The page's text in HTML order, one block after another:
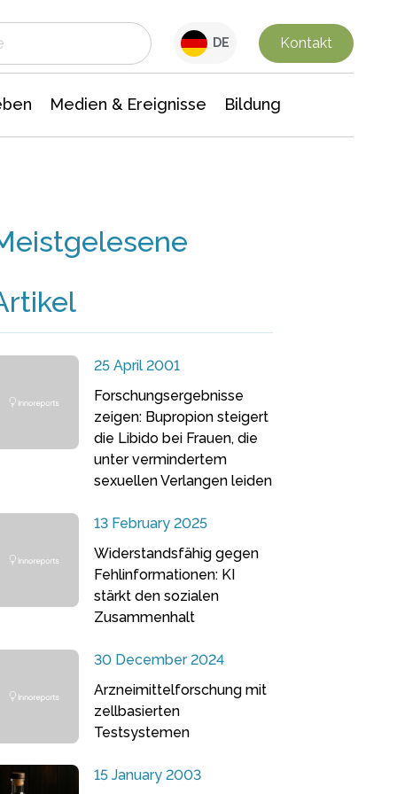
DE Kontakt
Medien & Ereignisse Bildung
25 April 2001
Forschungsergebnisse
zeigen: Bupropion steigert
die Libido bei Frauen, die
unter vermindertem
sexuellen Verlangen leiden
13 February 2025
Widerstandsfähig gegen
Fehlinformationen: KI
stärkt den sozialen
Zusammenhalt
30 December 2024
Arzneimittelforschung mit
zellbasierten
Testsystemen
15 January 2003